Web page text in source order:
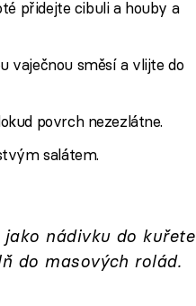
přidejte cibuli a houby a
vaječnou směsí a vlijte do
povrch nezezlátne.
salátem.
nádivku do kuřete
do masových rolád.